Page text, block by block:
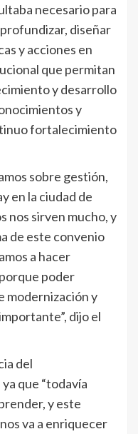
necesario para
diseñar
y acciones en
que permitan
y desarrollo
y
fortalecimiento
sobre gestión,
en la ciudad de
nos sirven mucho, y
de este convenio
a hacer
poder
modernización y
dijo el
del
que “todavía
y este
va a enriquecer